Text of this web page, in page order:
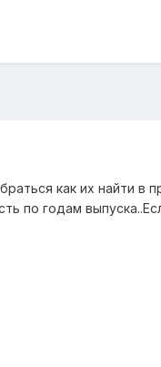
как их найти в
по годам